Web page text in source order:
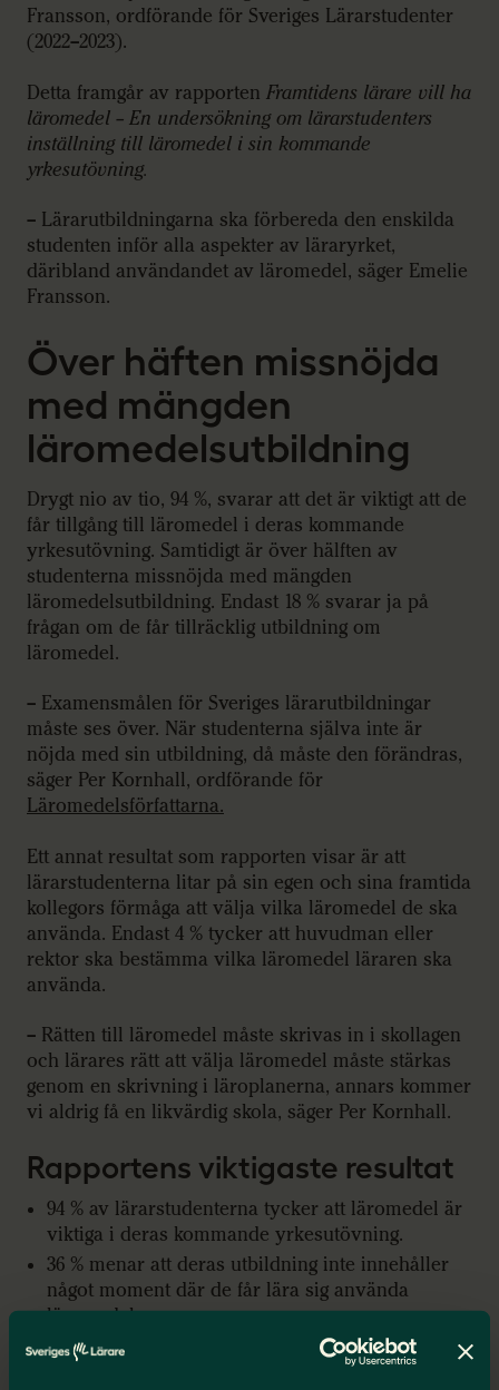
Fransson, ordförande för Sveriges Lärarstudenter
(2022–2023).
Detta framgår av rapporten Framtidens lärare vill ha
läromedel – En undersökning om lärarstudenters
inställning till läromedel i sin kommande
yrkesutövning.
– Lärarutbildningarna ska förbereda den enskilda
studenten inför alla aspekter av läraryrket,
däribland användandet av läromedel, säger Emelie
Fransson.
Över häften missnöjda
med mängden
läromedelsutbildning
Drygt nio av tio, 94 %, svarar att det är viktigt att de
får tillgång till läromedel i deras kommande
yrkesutövning. Samtidigt är över hälften av
studenterna missnöjda med mängden
läromedelsutbildning. Endast 18 % svarar ja på
frågan om de får tillräcklig utbildning om
läromedel.
– Examensmålen för Sveriges lärarutbildningar
måste ses över. När studenterna själva inte är
nöjda med sin utbildning, då måste den förändras,
säger Per Kornhall, ordförande för
Läromedelsförfattarna.
Ett annat resultat som rapporten visar är att
lärarstudenterna litar på sin egen och sina framtida
kollegors förmåga att välja vilka läromedel de ska
använda. Endast 4 % tycker att huvudman eller
rektor ska bestämma vilka läromedel läraren ska
använda.
– Rätten till läromedel måste skrivas in i skollagen
och lärares rätt att välja läromedel måste stärkas
genom en skrivning i läroplanerna, annars kommer
vi aldrig få en likvärdig skola, säger Per Kornhall.
Rapportens viktigaste resultat
94 % av lärarstudenterna tycker att läromedel är
viktiga i deras kommande yrkesutövning.
36 % menar att deras utbildning inte innehåller
något moment där de får lära sig använda
läromedel.
57 % tycker inte att de får tillräcklig utbildning